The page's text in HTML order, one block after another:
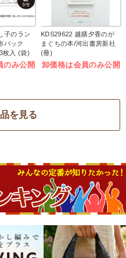
子のラン
パック
枚入 (袋)
のみ公開
KDS29622 越膳夕香のが
まぐちの本/河出書房新社
(冊)
卸価格は会員のみ公開
を見る